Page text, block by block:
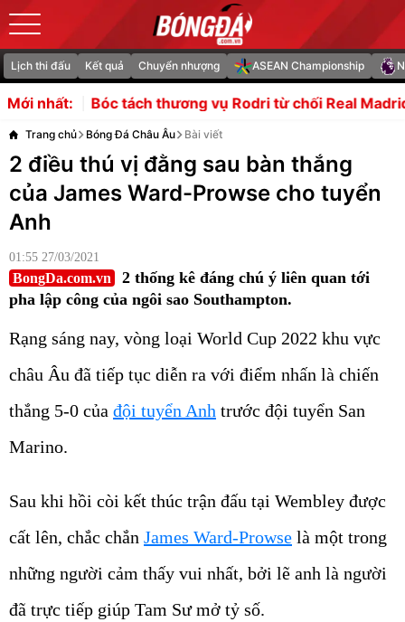
Lịch thi đấu Kết quả Chuyển nhượng ASEAN Championship
Mới nhất:
thương vụ Rodri từ chối Real Madrid để chọn Barcelona
Trang chủ Bóng Đá Châu Âu Bài viết
2 điều thú vị đằng sau bàn thắng
của James Ward-Prowse cho tuyển
Anh
01:55 27/03/2021
BongDa.com.vn
2 thống kê đáng chú ý liên quan tới
pha lập công của ngôi sao Southampton.
Rạng sáng nay, vòng loại World Cup 2022 khu vực
châu Âu đã tiếp tục diễn ra với điểm nhấn là chiến
thắng 5-0 của đội tuyển Anh trước đội tuyển San
Marino.
Sau khi hồi còi kết thúc trận đấu tại Wembley được
cất lên, chắc chắn James Ward-Prowse là một trong
những người cảm thấy vui nhất, bởi lẽ anh là người
đã trực tiếp giúp Tam Sư mở tỷ số.